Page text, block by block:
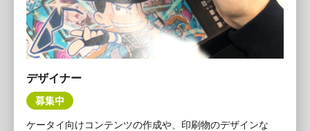
デザイナー
募集中
ケータイ向けコンテンツの作成や、印刷物のデザインな